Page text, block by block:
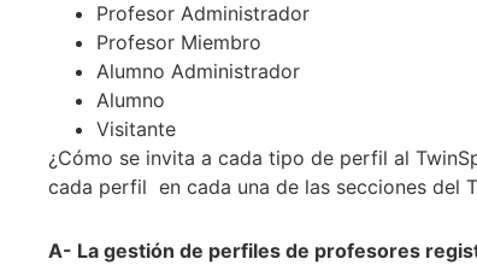
Profesor Administrador
Profesor Miembro
Alumno Administrador
Alumno
Visitante
¿Cómo se invita a cada tipo de perfil al
cada perfil en cada una de las secciones del
A- La gestión de perfiles de profesores